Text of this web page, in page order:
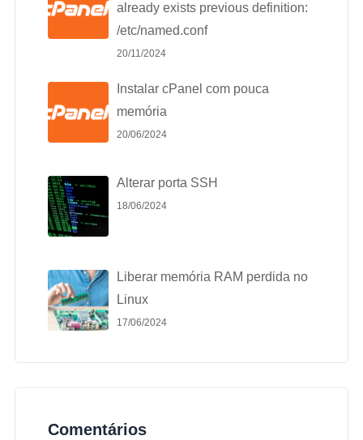
already exists previous definition:
/etc/named.conf
20/11/2024
Instalar cPanel com pouca
memória
20/06/2024
Alterar porta SSH
18/06/2024
Liberar memória RAM perdida no
Linux
17/06/2024
Comentários